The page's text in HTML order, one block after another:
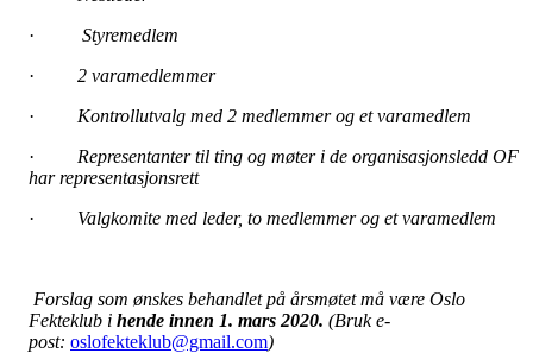
·
Styremedlem
· 2 varamedlemmer
· Kontrollutvalg med 2 medlemmer og et varamedlem
· Representanter til ting og møter i de organisasjonsledd OF
har representasjonsrett
· Valgkomite med leder, to medlemmer og et varamedlem
Forslag som ønskes behandlet på årsmøtet må være Oslo
Fekteklub i hende innen 1. mars 2020. (Bruk e-
post: oslofekteklub@gmail.com)